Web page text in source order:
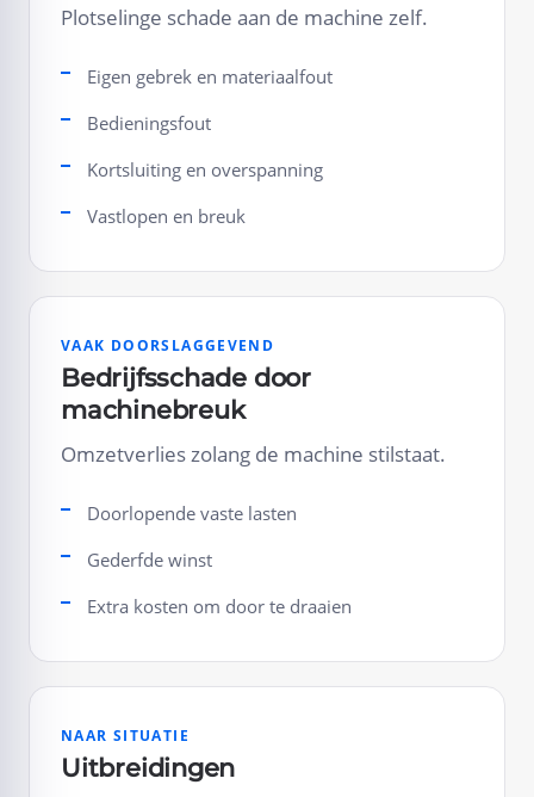
Plotselinge schade aan de machine zelf.
Eigen gebrek en materiaalfout
Bedieningsfout
Kortsluiting en overspanning
Vastlopen en breuk
VAAK DOORSLAGGEVEND
Bedrijfsschade door
machinebreuk
Omzetverlies zolang de machine stilstaat.
Doorlopende vaste lasten
Gederfde winst
Extra kosten om door te draaien
NAAR SITUATIE
Uitbreidingen